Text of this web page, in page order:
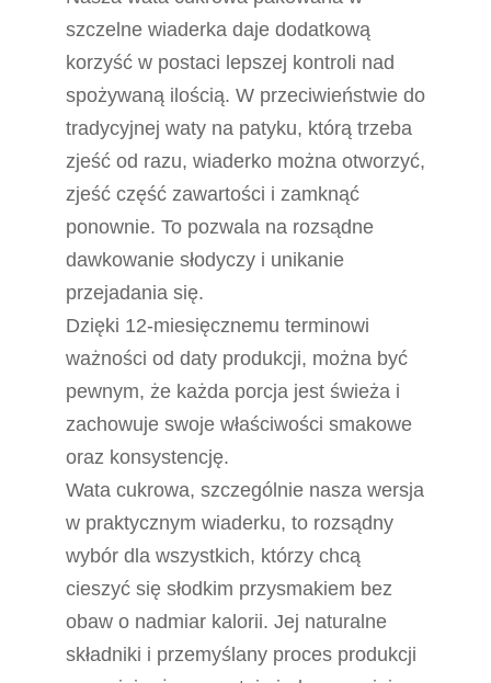
szczelne wiaderka daje dodatkową
korzyść w postaci lepszej kontroli nad
spożywaną ilością. W przeciwieństwie do
tradycyjnej waty na patyku, którą trzeba
zjeść od razu, wiaderko można otworzyć,
zjeść część zawartości i zamknąć
ponownie. To pozwala na rozsądne
dawkowanie słodyczy i unikanie
przejadania się.
Dzięki 12-miesięcznemu terminowi
ważności od daty produkcji, można być
pewnym, że każda porcja jest świeża i
zachowuje swoje właściwości smakowe
oraz konsystencję.
Wata cukrowa, szczególnie nasza wersja
w praktycznym wiaderku, to rozsądny
wybór dla wszystkich, którzy chcą
cieszyć się słodkim przysmakiem bez
obaw o nadmiar kalorii. Jej naturalne
składniki i przemyślany proces produkcji